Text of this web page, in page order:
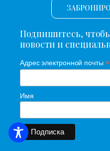
Подпишитесь,
новости и
Адрес электронной почты *
Имя